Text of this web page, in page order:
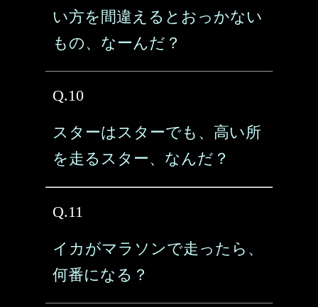
い方を間違えるとおっかない
もの、なーんだ？
Q.10
スターはスターでも、高い所
を走るスター、なんだ？
Q.11
イカがマラソンで走ったら、
何番になる？